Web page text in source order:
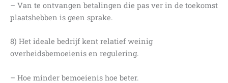
– Van te ontvangen betalingen die pas ver in de toekomst
plaatshebben is geen sprake.
8) Het ideale bedrijf kent relatief weinig
overheidsbemoeienis en regulering.
– Hoe minder bemoeienis hoe beter.